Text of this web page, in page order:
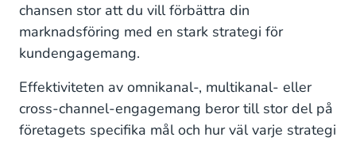
chansen stor att du vill förbättra din
marknadsföring med en stark strategi för
kundengagemang.
Effektiviteten av omnikanal-, multikanal- eller
cross-channel-engagemang beror till stor del på
företagets specifika mål och hur väl varje strategi